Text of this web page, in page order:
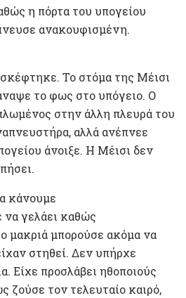
η πόρτα του υπογείου
ανακουφισμένη.
Το στόμα της Μέισι
το φως στο υπόγειο. Ο
στην άλλη πλευρά του
αλλά ανέπνεε
άνοιξε. Η Μέισι δεν
κάνουμε
να γελάει καθώς
μακριά μπορούσε ακόμα να
στηθεί. Δεν υπήρχε
Είχε προσλάβει ηθοποιούς
ζούσε τον τελευταίο καιρό,